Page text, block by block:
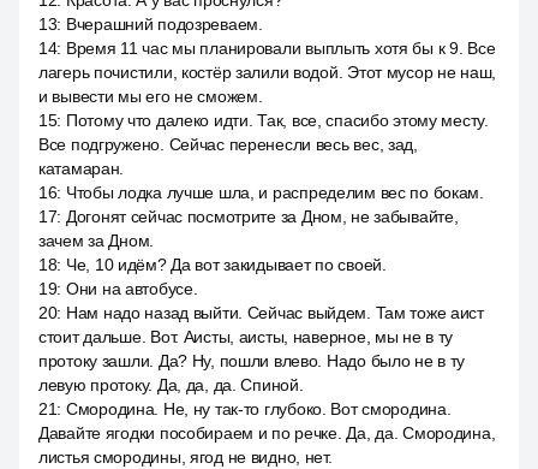
13: Вчерашний подозреваем.
14: Время 11 час мы планировали выплыть хотя бы к 9. Все
лагерь почистили, костёр залили водой. Этот мусор не наш,
и вывести мы его не сможем.
15: Потому что далеко идти. Так, все, спасибо этому месту.
Все подгружено. Сейчас перенесли весь вес, зад,
катамаран.
16: Чтобы лодка лучше шла, и распределим вес по бокам.
17: Догонят сейчас посмотрите за Дном, не забывайте,
зачем за Дном.
18: Че, 10 идём? Да вот закидывает по своей.
19: Они на автобусе.
20: Нам надо назад выйти. Сейчас выйдем. Там тоже аист
стоит дальше. Вот. Аисты, аисты, наверное, мы не в ту
протоку зашли. Да? Ну, пошли влево. Надо было не в ту
левую протоку. Да, да, да. Спиной.
21: Смородина. Не, ну так-то глубоко. Вот смородина.
Давайте ягодки пособираем и по речке. Да, да. Смородина,
листья смородины, ягод не видно, нет.